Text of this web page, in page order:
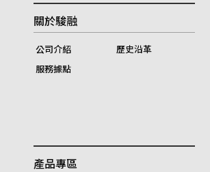
關於駿融
公司介紹 歷史沿革
服務據點
產品專區